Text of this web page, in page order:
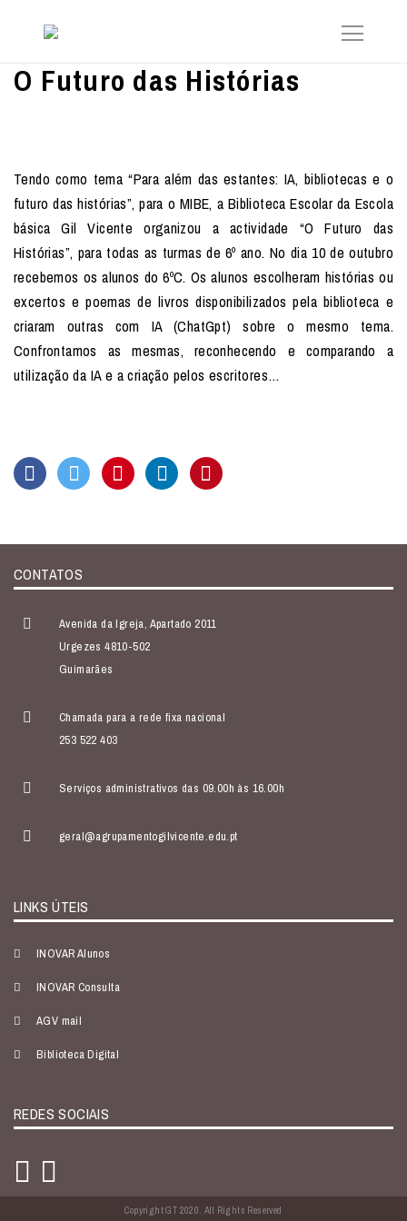
O Futuro das Histórias
Tendo como tema “Para além das estantes: IA, bibliotecas e o
futuro das histórias”, para o MIBE, a Biblioteca Escolar da Escola
básica Gil Vicente organizou a actividade “O Futuro das
Histórias”, para todas as turmas de 6º ano. No dia 10 de outubro
recebemos os alunos do 6ºC. Os alunos escolheram histórias ou
excertos e poemas de livros disponibilizados pela biblioteca e
criaram outras com IA (ChatGpt) sobre o mesmo tema.
Confrontamos as mesmas, reconhecendo e comparando a
utilização da IA e a criação pelos escritores…
CONTATOS
Avenida da Igreja, Apartado 2011
Urgezes 4810-502
Guimarães
Chamada para a rede fixa nacional
253 522 403
Serviços administrativos das 09.00h às 16.00h
geral@agrupamentogilvicente.edu.pt
LINKS ÚTEIS
INOVAR Alunos
INOVAR Consulta
AGV mail
Biblioteca Digital
REDES SOCIAIS
Copyright GT 2020. All Rights Reserved